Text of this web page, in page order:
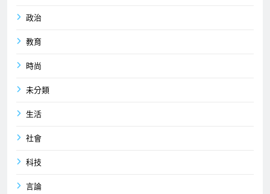
政治
教育
時尚
未分類
生活
社會
科技
言論